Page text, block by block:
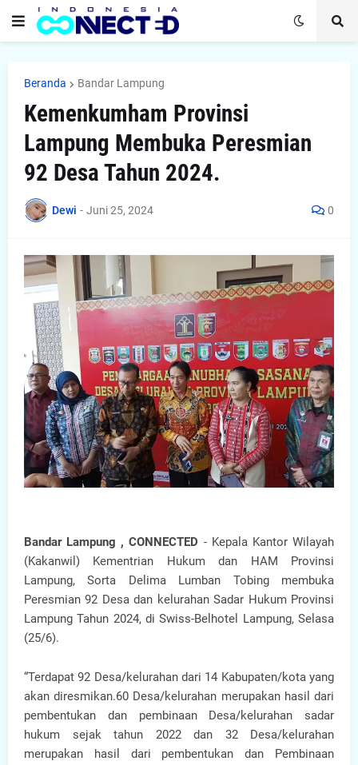
Beranda Bandar Lampung
Kemenkumham Provinsi
Lampung Membuka Peresmian
92 Desa Tahun 2024.
Dewi - Juni 25, 2024 0
Bandar Lampung , CONNECTED - Kepala Kantor Wilayah
(Kakanwil) Kementrian Hukum dan HAM Provinsi
Lampung, Sorta Delima Lumban Tobing membuka
Peresmian 92 Desa dan kelurahan Sadar Hukum Provinsi
Lampung Tahun 2024, di Swiss-Belhotel Lampung, Selasa
(25/6).
“Terdapat 92 Desa/kelurahan dari 14 Kabupaten/kota yang
akan diresmikan.60 Desa/kelurahan merupakan hasil dari
pembentukan dan pembinaan Desa/kelurahan sadar
hukum sejak tahun 2022 dan 32 Desa/kelurahan
merupakan hasil dari pembentukan dan Pembinaan